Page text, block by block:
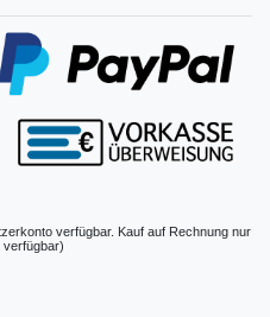
verfügbar. Kauf auf Rechnung nur